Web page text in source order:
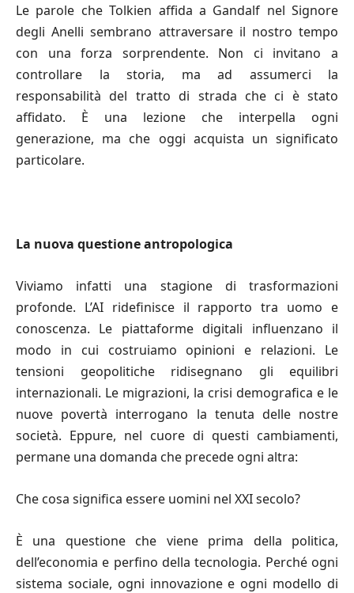
Le parole che Tolkien affida a Gandalf nel Signore
degli Anelli sembrano attraversare il nostro tempo
con una forza sorprendente. Non ci invitano a
controllare la storia, ma ad assumerci la
responsabilità del tratto di strada che ci è stato
affidato. È una lezione che interpella ogni
generazione, ma che oggi acquista un significato
particolare.
La nuova questione antropologica
Viviamo infatti una stagione di trasformazioni
profonde. L’AI ridefinisce il rapporto tra uomo e
conoscenza. Le piattaforme digitali influenzano il
modo in cui costruiamo opinioni e relazioni. Le
tensioni geopolitiche ridisegnano gli equilibri
internazionali. Le migrazioni, la crisi demografica e le
nuove povertà interrogano la tenuta delle nostre
società. Eppure, nel cuore di questi cambiamenti,
permane una domanda che precede ogni altra:
Che cosa significa essere uomini nel XXI secolo?
È una questione che viene prima della politica,
dell’economia e perfino della tecnologia. Perché ogni
sistema sociale, ogni innovazione e ogni modello di